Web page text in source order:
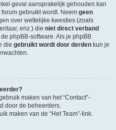
geval aansprakelijk gehouden kan
gebruikt wordt. Neem geen
over wettelijke kwesties (zoals
enz.) die niet direct verband
phpBB-software. Als je phpBB
die gebruikt wordt door derden kun je
maken van het “Contact”-
door de beheerders.
maken van de “Het Team”-link.